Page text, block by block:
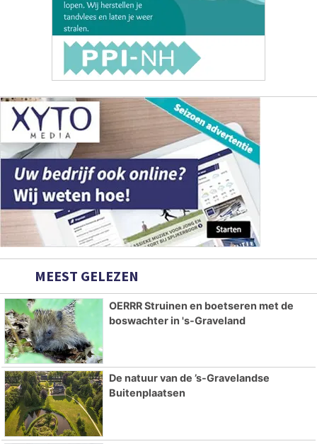
MEEST GELEZEN
OERRR Struinen en boetseren met de
boswachter in 's-Graveland
De natuur van de ’s-Gravelandse
Buitenplaatsen